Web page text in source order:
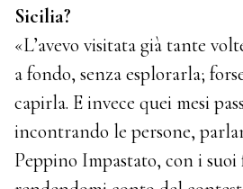
Sicilia?
«L’avevo visitata già tante
a fondo, senza esplorarla;
capirla. E invece quei mesi
incontrando le persone,
Peppino Impastato, con i